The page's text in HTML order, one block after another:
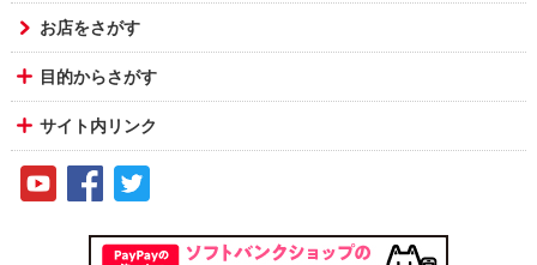
お店をさがす
目的からさがす
サイト内リンク